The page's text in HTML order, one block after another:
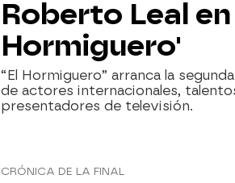
Roberto Leal en
Hormiguero'
“El Hormiguero” arranca la
de actores internacionales,
presentadores de televisión.
CRÓNICA DE LA FINAL